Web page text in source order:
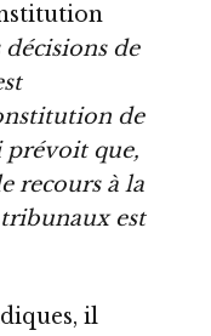
décisions de
de
que,
recours à la
est
il